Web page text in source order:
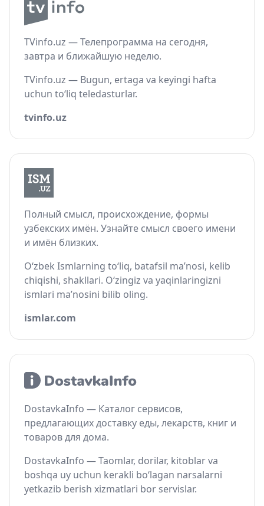
TVinfo.uz — Телепрограмма на сегодня,
завтра и ближайшую неделю.
TVinfo.uz — Bugun, ertaga va keyingi hafta
uchun to‘liq teledasturlar.
tvinfo.uz
Полный смысл, происхождение, формы
узбекских имён. Узнайте смысл своего имени
и имён близких.
O‘zbek Ismlarning to‘liq, batafsil ma’nosi, kelib
chiqishi, shakllari. O‘zingiz va yaqinlaringizni
ismlari ma’nosini bilib oling.
ismlar.com
DostavkaInfo — Каталог сервисов,
предлагающих доставку еды, лекарств, книг и
товаров для дома.
DostavkaInfo — Taomlar, dorilar, kitoblar va
boshqa uy uchun kerakli bo‘lagan narsalarni
yetkazib berish xizmatlari bor servislar.